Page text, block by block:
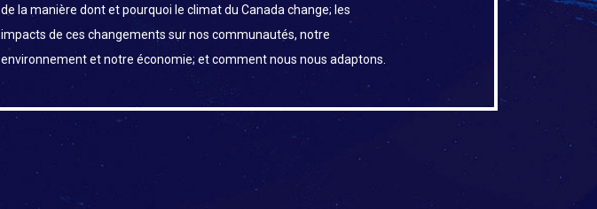
de la manière dont et pourquoi le climat du Canada change; les
impacts de ces changements sur nos communautés, notre
environnement et notre économie; et comment nous nous adaptons.